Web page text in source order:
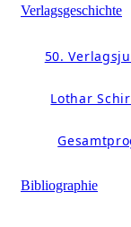
Verlagsgeschichte
50.
Lothar
Bibliographie